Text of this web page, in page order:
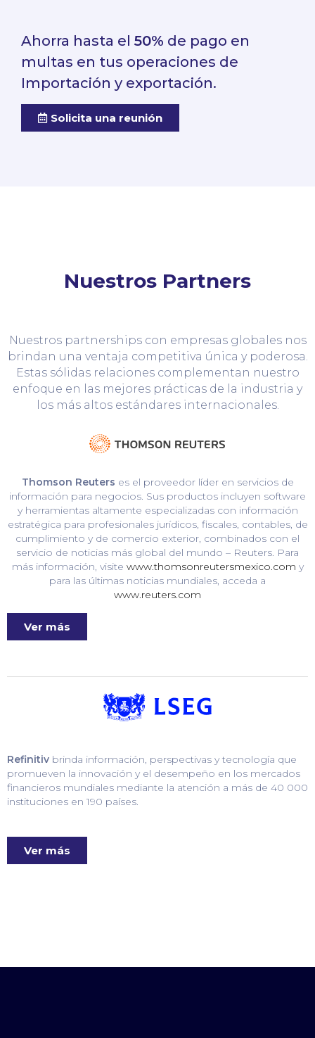
Ahorra hasta el 50% de pago en
multas en tus operaciones de
Importación y exportación.
Solicita una reunión
Nuestros Partners
Nuestros partnerships con empresas globales nos
brindan una ventaja competitiva única y poderosa.
Estas sólidas relaciones complementan nuestro
enfoque en las mejores prácticas de la industria y
los más altos estándares internacionales.
Thomson Reuters es el proveedor líder en servicios de
información para negocios. Sus productos incluyen software
y herramientas altamente especializadas con información
estratégica para profesionales jurídicos, fiscales, contables, de
cumplimiento y de comercio exterior, combinados con el
servicio de noticias más global del mundo – Reuters. Para
más información, visite www.thomsonreutersmexico.com y
para las últimas noticias mundiales, acceda a
www.reuters.com
Ver más
Refinitiv brinda información, perspectivas y tecnología que
promueven la innovación y el desempeño en los mercados
financieros mundiales mediante la atención a más de 40 000
instituciones en 190 países.
Ver más